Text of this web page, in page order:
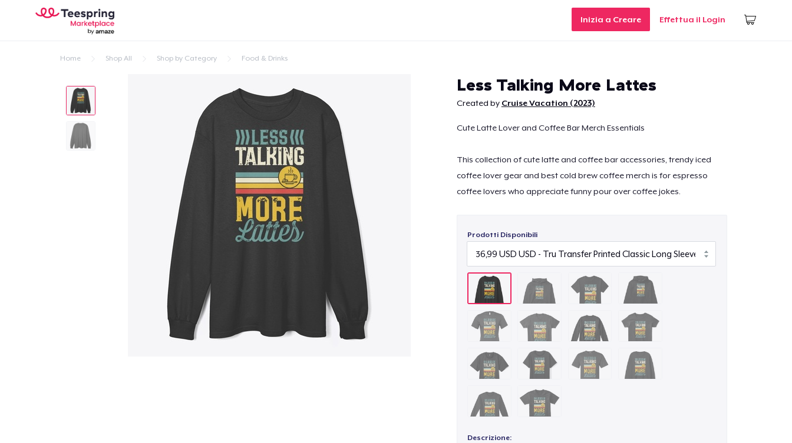
Inizia a Creare Effettua il Login
Home Shop All Shop by Category Food & Drinks
Less Talking More Lattes
Created by Cruise Vacation (2023)
Cute Latte Lover and Coffee Bar Merch Essentials
This collection of cute latte and coffee bar accessories, trendy iced
coffee lover gear and best cold brew coffee merch is for espresso
coffee lovers who appreciate funny pour over coffee jokes.
Prodotti Disponibili
Descrizione: